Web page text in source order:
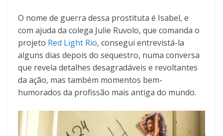
O nome de guerra dessa prostituta é Isabel, e
com ajuda da colega Julie Ruvolo, que comanda o
projeto Red Light Rio, consegui entrevistá-la
alguns dias depois do sequestro, numa conversa
que revela detalhes desagradáveis e revoltantes
da ação, mas também momentos bem-
humorados da profissão mais antiga do mundo.